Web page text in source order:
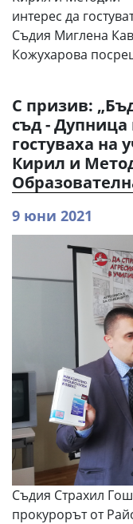
интерес да
Съдия Миглена
Кожухарова
С призив:
съд - Дупница
гостуваха на
Кирил и
9 юни 2021
Съдия Страхил
прокурорът от